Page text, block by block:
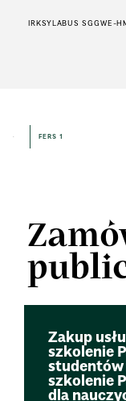
IRKSYLABUS SGGWE-
FERS 1
Zakup
szkolenie
studentów
szkolenie
dla